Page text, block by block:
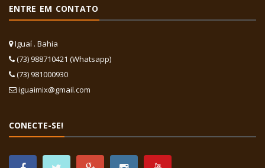
ENTRE EM CONTATO
Iguaí . Bahia
(73) 988710421 (Whatsapp)
(73) 981000930
iguaimix@gmail.com
CONECTE-SE!